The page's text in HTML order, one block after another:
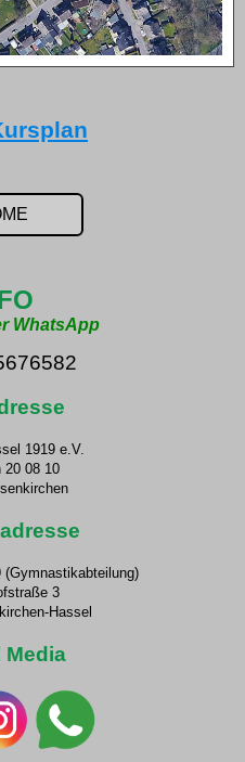
WhatsApp
1919 e.V.
20 08 10
(Gymnastikabteilung)
3
Hassel
Media